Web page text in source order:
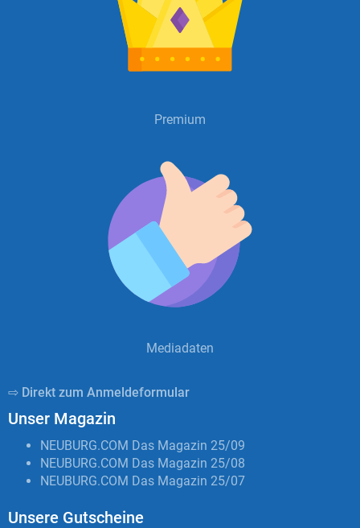
Premium
Mediadaten
⇨ Direkt zum Anmeldeformular
Unser Magazin
NEUBURG.COM Das Magazin 25/09
NEUBURG.COM Das Magazin 25/08
NEUBURG.COM Das Magazin 25/07
Unsere Gutscheine